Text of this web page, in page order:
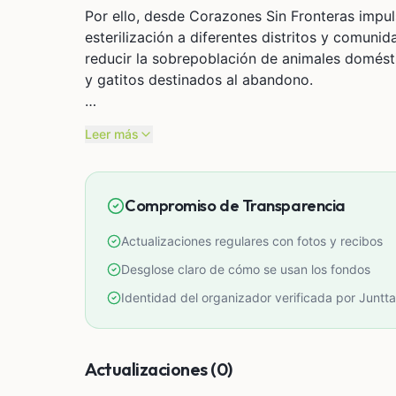
Por ello, desde Corazones Sin Fronteras
esterilización a diferentes distritos y
reducir la sobrepoblación de animales
y gatitos destinados al abandono.
esterilización no solo evita el sufrimiento
Sin embargo, esta labor no podemos
más lugares, atender a más animales y seguir
Hoy te invitamos a ser parte del cambio.
Leer más
Compromiso de Transparencia
Actualizaciones regulares con fotos y recibos
Desglose claro de cómo se usan los fondos
Identidad del organizador verificada por Juntta
Actualizaciones (0)